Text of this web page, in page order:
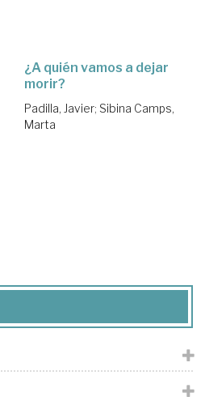
¿A quién vamos a dejar
morir?
Padilla, Javier; Sibina Camps,
Marta